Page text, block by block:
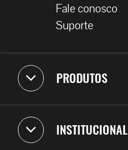
Fale conosco
Suporte
PRODUTOS
INSTITUCIONAL